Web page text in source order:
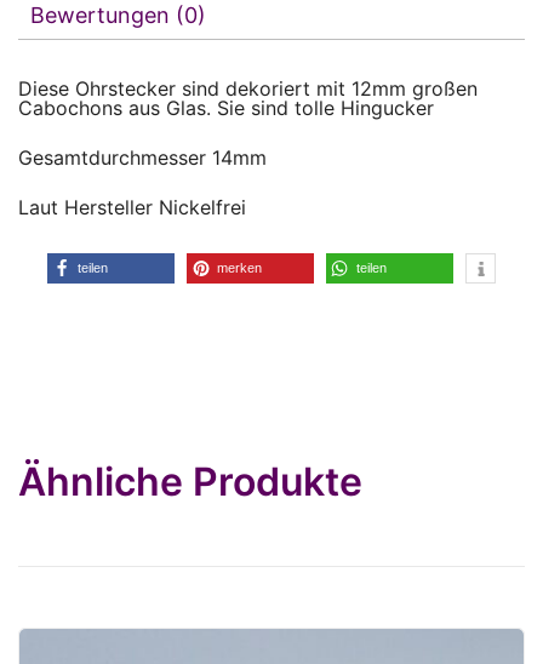
Bewertungen (0)
Diese Ohrstecker sind dekoriert mit 12mm großen
Cabochons aus Glas. Sie sind tolle Hingucker
Gesamtdurchmesser 14mm
Laut Hersteller Nickelfrei
teilen merken teilen
Ähnliche Produkte